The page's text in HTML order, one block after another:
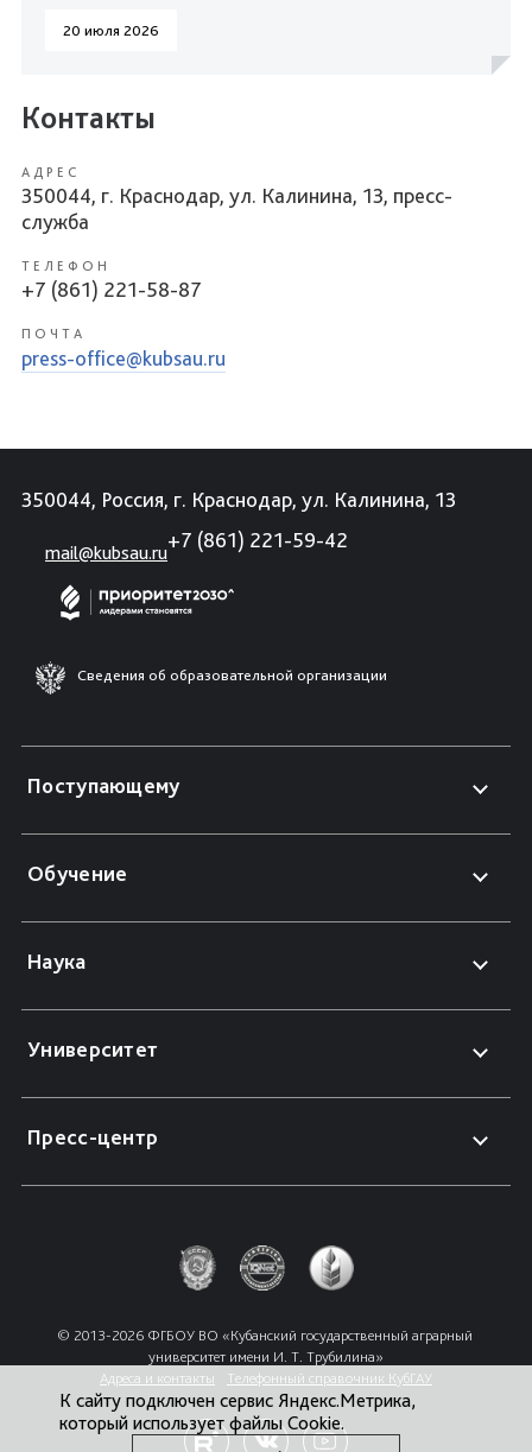
20 июля 2026
Контакты
АДРЕС
350044, г. Краснодар, ул. Калинина, 13, пресс-
служба
ТЕЛЕФОН
+7 (861) 221-58-87
ПОЧТА
press-office@kubsau.ru
350044, Россия, г. Краснодар, ул. Калинина, 13
mail@kubsau.ru
+7 (861) 221-59-42
Сведения об образовательной организации
Поступающему
Обучение
Наука
Университет
Пресс-центр
© 2013-2026 ФГБОУ ВО «Кубанский государственный аграрный
университет имени И. Т. Трубилина»
Адреса и контакты
Телефонный справочник КубГАУ
К сайту подключен сервис Яндекс.Метрика,
который использует файлы Cookie.